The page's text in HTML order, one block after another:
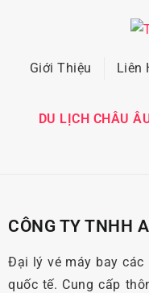
Giới Thiệu Liên
DU LỊCH CHÂU
CÔNG TY TNHH
Đại lý vé máy bay các
quốc tế. Cung cấp